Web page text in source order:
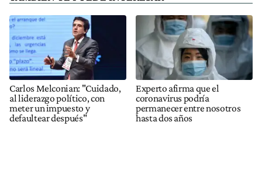
Carlos Melconian: "Cuidado,
al liderazgo político, con
meter un impuesto y
defaultear después"
Experto afirma que el
coronavirus podría
permanecer entre nosotros
hasta dos años